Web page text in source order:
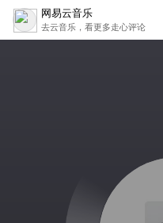
网易云音乐
去云音乐，看更多走心评论